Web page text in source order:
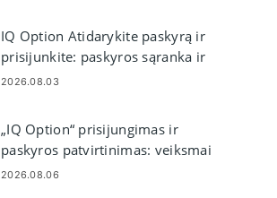
IQ Option Atidarykite paskyrą ir
prisijunkite: paskyros sąranka ir
prieiga
2026.08.03
„IQ Option“ prisijungimas ir
paskyros patvirtinimas: veiksmai
ir reikalavimai
2026.08.06